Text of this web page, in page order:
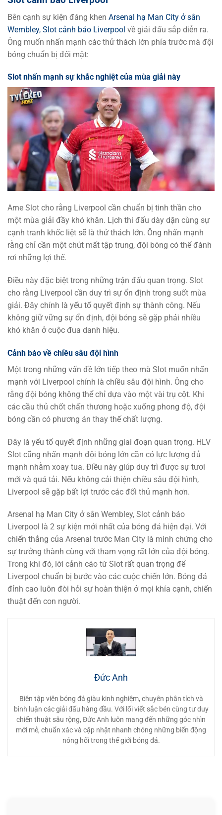
Bên cạnh sự kiện đáng khen Arsenal hạ Man City ở sân
Wembley, Slot cảnh báo Liverpool về giải đấu sắp diễn ra.
Ông muốn nhấn mạnh các thử thách lớn phía trước mà đội
bóng chuẩn bị đối mặt:
Slot nhấn mạnh sự khắc nghiệt của mùa giải này
Arne Slot cho rằng Liverpool cần chuẩn bị tinh thần cho
một mùa giải đầy khó khăn. Lịch thi đấu dày dặn cùng sự
cạnh tranh khốc liệt sẽ là thử thách lớn. Ông nhấn mạnh
rằng chỉ cần một chút mất tập trung, đội bóng có thể đánh
rơi những lợi thế.
Điều này đặc biệt trong những trận đấu quan trọng. Slot
cho rằng Liverpool cần duy trì sự ổn định trong suốt mùa
giải. Đây chính là yếu tố quyết định sự thành công. Nếu
không giữ vững sự ổn định, đội bóng sẽ gặp phải nhiều
khó khăn ở cuộc đua danh hiệu.
Cảnh báo về chiều sâu đội hình
Một trong những vấn đề lớn tiếp theo mà Slot muốn nhấn
mạnh với Liverpool chính là chiều sâu đội hình. Ông cho
rằng đội bóng không thể chỉ dựa vào một vài trụ cột. Khi
các cầu thủ chốt chấn thương hoặc xuống phong độ, đội
bóng cần có phương án thay thế chất lượng.
Đây là yếu tố quyết định những giai đoạn quan trọng. HLV
Slot cũng nhấn mạnh đội bóng lớn cần có lực lượng đủ
mạnh nhằm xoay tua. Điều này giúp duy trì được sự tươi
mới và quá tải. Nếu không cải thiện chiều sâu đội hình,
Liverpool sẽ gặp bất lợi trước các đối thủ mạnh hơn.
Arsenal hạ Man City ở sân Wembley, Slot cảnh báo
Liverpool là 2 sự kiện mới nhất của bóng đá hiện đại. Với
chiến thắng của Arsenal trước Man City là minh chứng cho
sự trưởng thành cùng với tham vọng rất lớn của đội bóng.
Trong khi đó, lời cảnh cáo từ Slot rất quan trọng để
Liverpool chuẩn bị bước vào các cuộc chiến lớn. Bóng đá
đỉnh cao luôn đòi hỏi sự hoàn thiện ở mọi khía cạnh, chiến
thuật đến con người.
Đức Anh
Biên tập viên bóng đá giàu kinh nghiệm, chuyên phân tích và
bình luận các giải đấu hàng đầu. Với lối viết sắc bén cùng tư duy
chiến thuật sâu rộng, Đức Anh luôn mang đến những góc nhìn
mới mẻ, chuẩn xác và cập nhật nhanh chóng những biến động
nóng hổi trong thế giới bóng đá.